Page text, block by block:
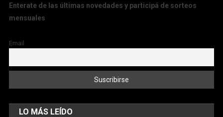
Enterate de las últimas novedades y participá de sorteos
mensuales
Email
LO MÁS LEÍDO